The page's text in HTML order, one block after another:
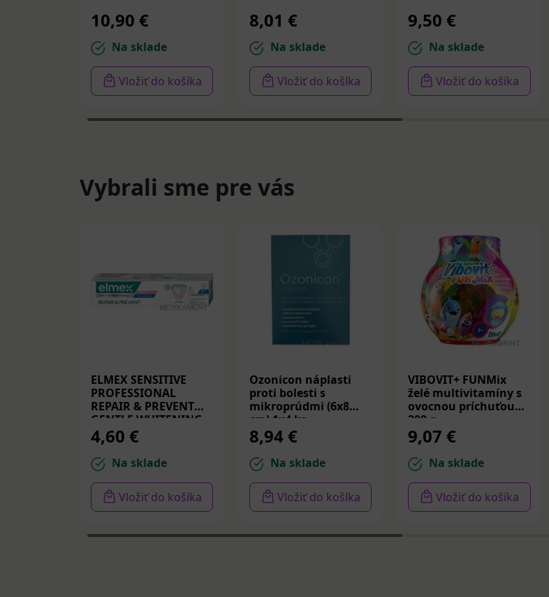
10,90 €
Na sklade
Vložiť do košíka
8,01 €
Na sklade
Vložiť do košíka
9,50 €
Na sklade
Vložiť do košíka
Vybrali sme pre vás
ELMEX SENSITIVE
PROFESSIONAL
REPAIR & PREVENT
GENTLE WHITENING,
zubná pasta 75 ml
4,60 €
Na sklade
Vložiť do košíka
Ozonicon náplasti
proti bolesti s
mikroprúdmi (6x8
cm) 1x4 ks
8,94 €
Na sklade
Vložiť do košíka
VIBOVIT+ FUNMix
želé multivitamíny s
ovocnou príchuťou
200 g
9,07 €
Na sklade
Vložiť do košíka